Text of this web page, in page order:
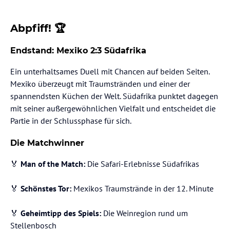
Abpfiff! 🏆
Endstand: Mexiko 2:3 Südafrika
Ein unterhaltsames Duell mit Chancen auf beiden Seiten.
Mexiko überzeugt mit Traumstränden und einer der
spannendsten Küchen der Welt. Südafrika punktet dagegen
mit seiner außergewöhnlichen Vielfalt und entscheidet die
Partie in der Schlussphase für sich.
Die Matchwinner
🏅 Man of the Match: Die Safari-Erlebnisse Südafrikas
🏅 Schönstes Tor: Mexikos Traumstrände in der 12. Minute
🏅 Geheimtipp des Spiels: Die Weinregion rund um
Stellenbosch